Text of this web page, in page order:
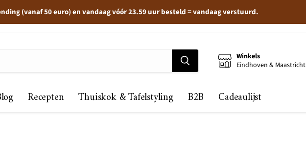
(vanaf 50 euro) en vandaag vóór 23.59 uur besteld = vandaag verstuurd.
Winkels
Eindhoven & Maastricht
Recepten Thuiskok & Tafelstyling B2B Cadeaulijst